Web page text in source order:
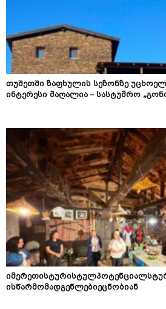
თუშეთში ზაფხულის სეზონზე
ინტერესი მაღალია – სასტუმრო
ისწარმომადგენლებიეცნობიან